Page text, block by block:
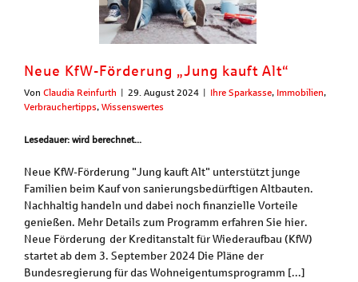
Neue KfW-Förderung „Jung kauft Alt“
Von Claudia Reinfurth | 29. August 2024 | Ihre Sparkasse, Immobilien,
Verbrauchertipps, Wissenswertes
Lesedauer: wird berechnet...
Neue KfW-Förderung "Jung kauft Alt" unterstützt junge
Familien beim Kauf von sanierungsbedürftigen Altbauten.
Nachhaltig handeln und dabei noch finanzielle Vorteile
genießen. Mehr Details zum Programm erfahren Sie hier.
Neue Förderung der Kreditanstalt für Wiederaufbau (KfW)
startet ab dem 3. September 2024 Die Pläne der
Bundesregierung für das Wohneigentumsprogramm [...]